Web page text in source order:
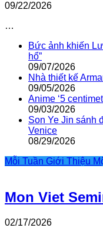
09/22/2026
…
Bức ảnh khiến
hổ”
09/07/2026
Nhà thiết kế
09/05/2026
Anime ‘5
09/03/2026
Son Ye Jin sánh
Venice
08/29/2026
Mỗi Tuần Giới Thiệu
Mon Viet
02/17/2026